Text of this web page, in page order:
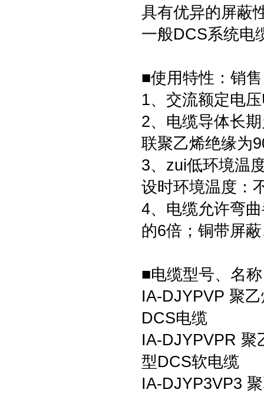
具有优异的屏蔽
一般DCS系统电
■使用特性： 销
1、交流额定电
2、电缆导体长
联聚乙烯绝缘为
3、zui低环境温
设时环境温度：
4、电缆允许弯
的6倍；铜带屏
■电缆型号、名
IA-DJYPVP 聚
DCS电缆
IA-DJYPVPR 聚
型DCS软电缆
IA-DJYP3VP3